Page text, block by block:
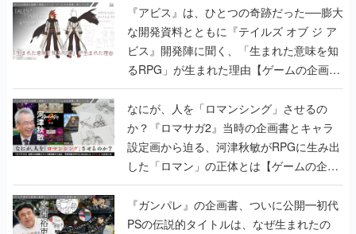
『アビス』は、ひとつの奇跡だった──膨大
な開発資料とともに『テイルズ オブ ジ ア
ビス』開発陣に聞く、「生まれた意味を知
るRPG」が生まれた理由【ゲームの企画
書】
なにが、人を「ロマンシング」させるの
か？『ロマサガ2』当時の企画書とキャラ
設定画から迫る、河津秋敏がRPGに生み出
した「ロマン」の正体とは【ゲームの企画
書】
『ガンパレ』の企画書、ついに公開━初代
PSの伝説的タイトルは、なぜ生まれたの